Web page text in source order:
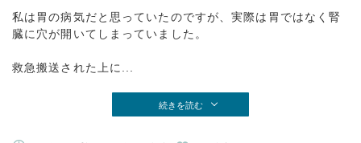
私は胃の病気だと思っていたのですが、実際は胃ではなく腎
臓に穴が開いてしまっていました。
救急搬送された上に...
続きを読む